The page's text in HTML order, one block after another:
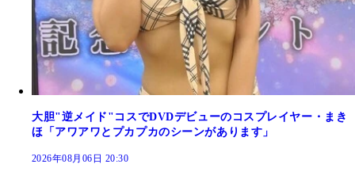
大胆"逆メイド"コスでDVDデビューのコスプレイヤー・まき
ほ「アワアワとプカプカのシーンがあります」
2026年08月06日 20:30